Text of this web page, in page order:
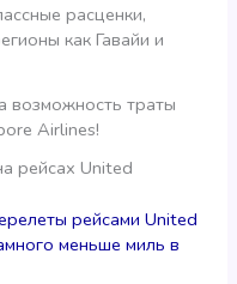
расценки,
как Гавайи и
возможность траты
Airlines!
рейсах United
рейсами United
меньше миль в